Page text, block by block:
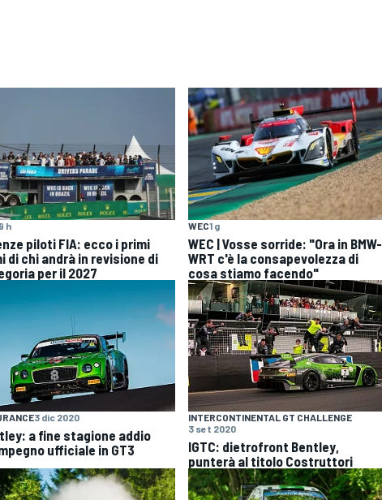
9 h
piloti FIA: ecco i primi
di chi andrà in revisione di
per il 2027
WEC1 g
WEC | Vosse sorride: "Ora in BMW-
WRT c'è la consapevolezza di
cosa stiamo facendo"
3 dic 2020
a fine stagione addio
ufficiale in GT3
INTERCONTINENTAL GT CHALLENGE
3 set 2020
IGTC: dietrofront Bentley,
punterà al titolo Costruttori